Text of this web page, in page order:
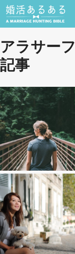
健康
婚活と結婚
恋愛の悩み
出会い
合コン・街コン
マッチングアプリ
結婚相談所
あるある
その他
アラサー
記事